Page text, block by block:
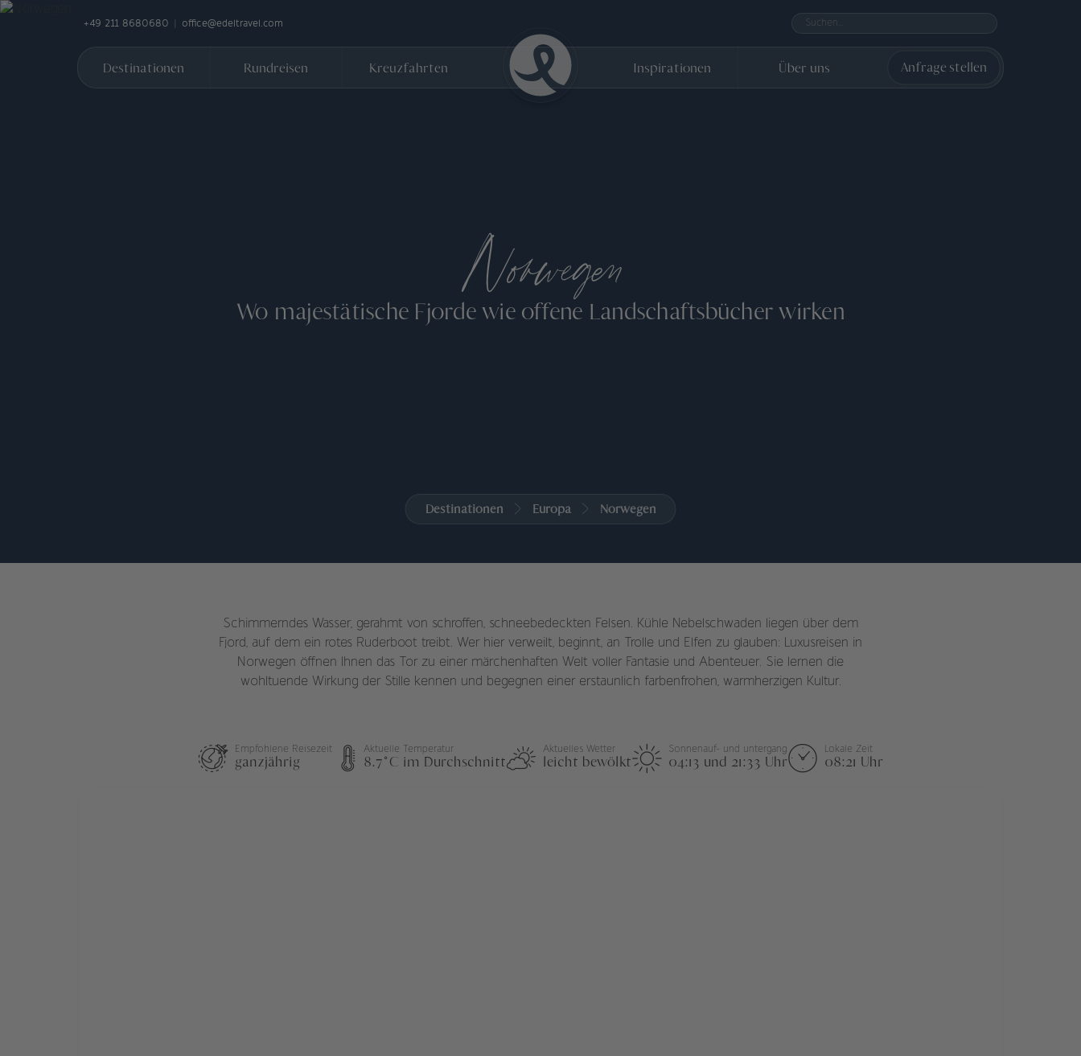
+49 211 8680680 office@edeltravel.com
Destinationen Rundreisen Kreuzfahrten Inspirationen Über uns Anfrage stellen
Norwegen
Wo majestätische Fjorde wie offene Landschaftsbücher wirken
Destinationen Europa Norwegen
Schimmerndes Wasser, gerahmt von schroffen, schneebedeckten Felsen. Kühle Nebelschwaden liegen über dem
Fjord, auf dem ein rotes Ruderboot treibt. Wer hier verweilt, beginnt, an Trolle und Elfen zu glauben: Luxusreisen in
Norwegen öffnen Ihnen das Tor zu einer märchenhaften Welt voller Fantasie und Abenteuer. Sie lernen die
wohltuende Wirkung der Stille kennen und begegnen einer erstaunlich farbenfrohen, warmherzigen Kultur.
Empfohlene Reisezeit
ganzjährig
Aktuelle Temperatur
8.7°C im Durchschnitt
Aktuelles Wetter
leicht bewölkt
Sonnenauf- und untergang
04:13 und 21:33 Uhr
Lokale Zeit
08:21 Uhr